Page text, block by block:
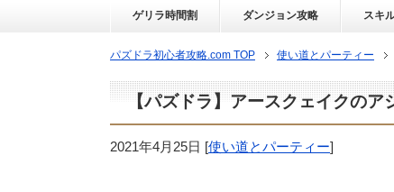
ゲリラ時間割 ダンジョン攻略 スキ
パズドラ初心者攻略.com TOP 使い道とパーティー
【パズドラ】アースクェイクのア
2021年4月25日 [使い道とパーティー]